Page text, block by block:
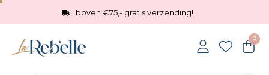
boven €75,- gratis verzending!
0